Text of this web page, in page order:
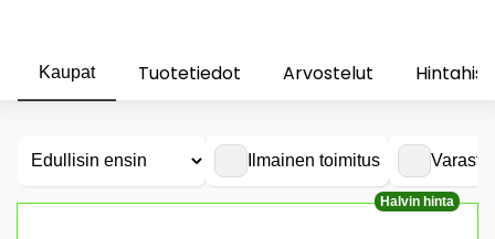
Kaupat Tuotetiedot Arvostelut
Ilmainen toimitus
Halvin hinta